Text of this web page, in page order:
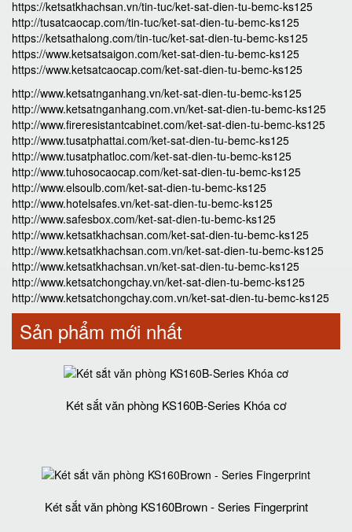
https://ketsatkhachsan.vn/tin-tuc/ket-sat-dien-tu-bemc-ks125
http://tusatcaocap.com/tin-tuc/ket-sat-dien-tu-bemc-ks125
https://ketsathalong.com/tin-tuc/ket-sat-dien-tu-bemc-ks125
https://www.ketsatsaigon.com/ket-sat-dien-tu-bemc-ks125
https://www.ketsatcaocap.com/ket-sat-dien-tu-bemc-ks125
http://www.ketsatnganhang.vn/ket-sat-dien-tu-bemc-ks125
http://www.ketsatnganhang.com.vn/ket-sat-dien-tu-bemc-ks125
http://www.fireresistantcabinet.com/ket-sat-dien-tu-bemc-ks125
http://www.tusatphattai.com/ket-sat-dien-tu-bemc-ks125
http://www.tusatphatloc.com/ket-sat-dien-tu-bemc-ks125
http://www.tuhosocaocap.com/ket-sat-dien-tu-bemc-ks125
http://www.elsoulb.com/ket-sat-dien-tu-bemc-ks125
http://www.hotelsafes.vn/ket-sat-dien-tu-bemc-ks125
http://www.safesbox.com/ket-sat-dien-tu-bemc-ks125
http://www.ketsatkhachsan.com/ket-sat-dien-tu-bemc-ks125
http://www.ketsatkhachsan.com.vn/ket-sat-dien-tu-bemc-ks125
http://www.ketsatkhachsan.vn/ket-sat-dien-tu-bemc-ks125
http://www.ketsatchongchay.vn/ket-sat-dien-tu-bemc-ks125
http://www.ketsatchongchay.com.vn/ket-sat-dien-tu-bemc-ks125
Sản phẩm mới nhất
Két sắt văn phòng KS160B-Series Khóa cơ
Két sắt văn phòng KS160Brown - Series Fingerprint